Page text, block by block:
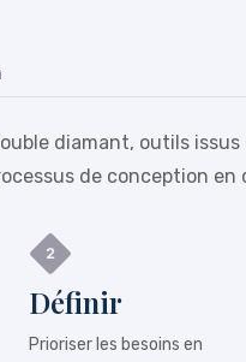
diamant, outils
de conception en
Définir
Prioriser les besoins en